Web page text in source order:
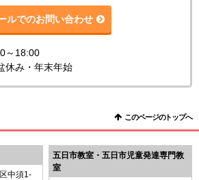
ルでのお問い合わせ
～18:00
休み・年末年始
このページのトップへ
中須1-
五日市教室・五日市児童発達専門教
室